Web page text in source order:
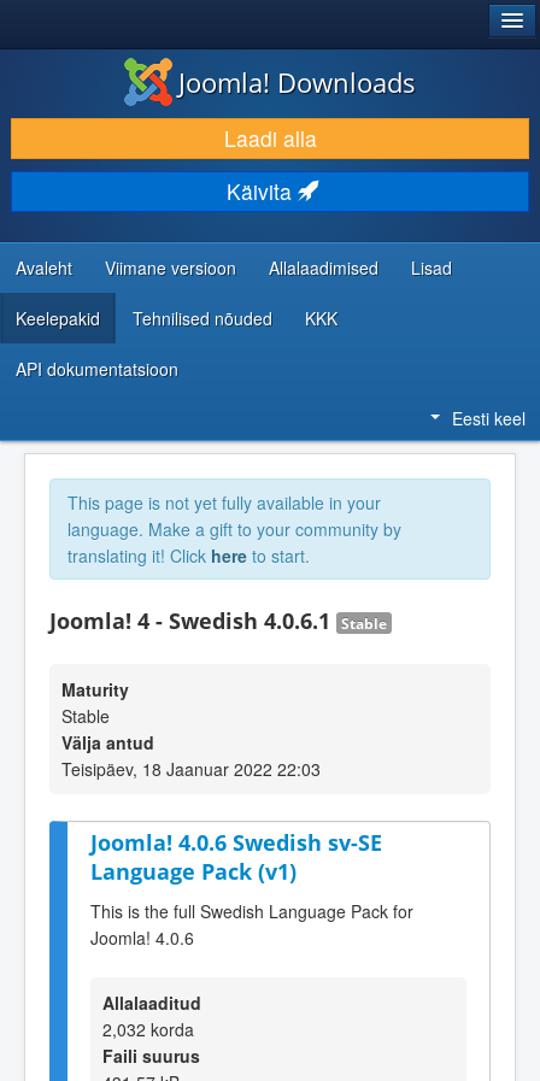
LAADI ALLA JA LAIENDA
AVASTA JA ÕPI
KOGUKOND JA KASUTAJATUGI
RESSURSID ARENDAJATELE
Joomla! Downloads
Laadi alla
Käivita
Avaleht Viimane versioon Allalaadimised Lisad
Keelepakid Tehnilised nõuded KKK
API dokumentatsioon
Eesti keel
This page is not yet fully available in your
language. Make a gift to your community by
translating it! Click here to start.
Joomla! 4 - Swedish 4.0.6.1 Stable
Maturity
Stable
Välja antud
Teisipäev, 18 Jaanuar 2022 22:03
Joomla! 4.0.6 Swedish sv-SE
Language Pack (v1)
This is the full Swedish Language Pack for
Joomla! 4.0.6
Allalaaditud
2,032 korda
Faili suurus